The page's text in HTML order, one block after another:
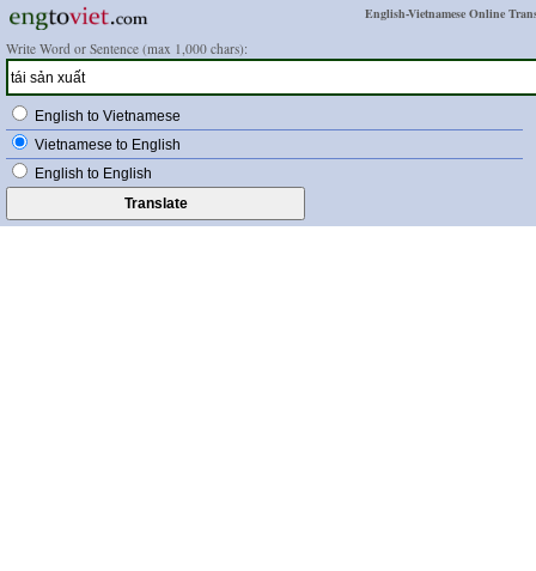
English-Vietnamese Online
Write Word or Sentence (max 1,000 chars):
English to Vietnamese
Vietnamese to English
English to English